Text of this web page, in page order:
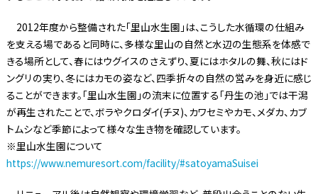
2012年度から整備された「里山水生園」は、こうした水循環の仕組み
を支える場であると同時に、多様な里山の自然と水辺の生態系を体感で
きる場所として、春にはウグイスのさえずり、夏にはホタルの舞、秋にはド
ングリの実り、冬にはカモの姿など、四季折々の自然の営みを身近に感じ
ることができます。「里山水生園」の流末に位置する「丹生の池」では干潟
が再生されたことで、ボラやクロダイ(チヌ)、カワセミやカモ、メダカ、カブ
トムシなど季節によって様々な生き物を確認しています。
※里山水生園について
https://www.nemuresort.com/facility/#satoyamaSuisei